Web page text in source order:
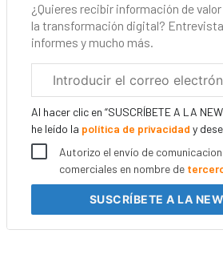
¿Quieres recibir información de
la transformación digital?
informes y mucho más.
electrónico
Al hacer clic en “SUSCRÍBETE A LA
he leído la política de privacidad y
Autorizo el envío de
comerciales en nombre de
SUSCRÍBETEA LA